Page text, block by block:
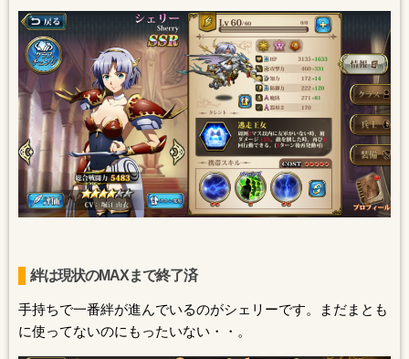
絆は現状のMAXまで終了済
手持ちで一番絆が進んでいるのがシェリーです。まだまとも
に使ってないのにもったいない・・。